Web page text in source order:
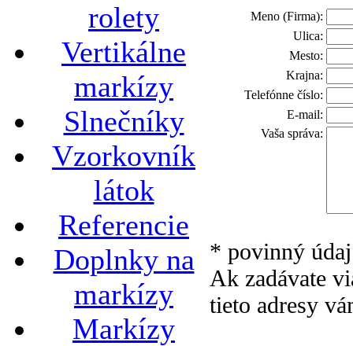
rolety
Vertikálne
markízy
Slnečníky
Vzorkovník
látok
Referencie
Doplnky na
markízy
Markízy
Meno (Firma):
Ulica:
Mesto:
Krajna:
Telefónne číslo:
E-mail:
Vaša správa:
* povinný
Ak zadávate
tieto adresy